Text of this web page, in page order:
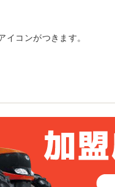
コンがつきます。